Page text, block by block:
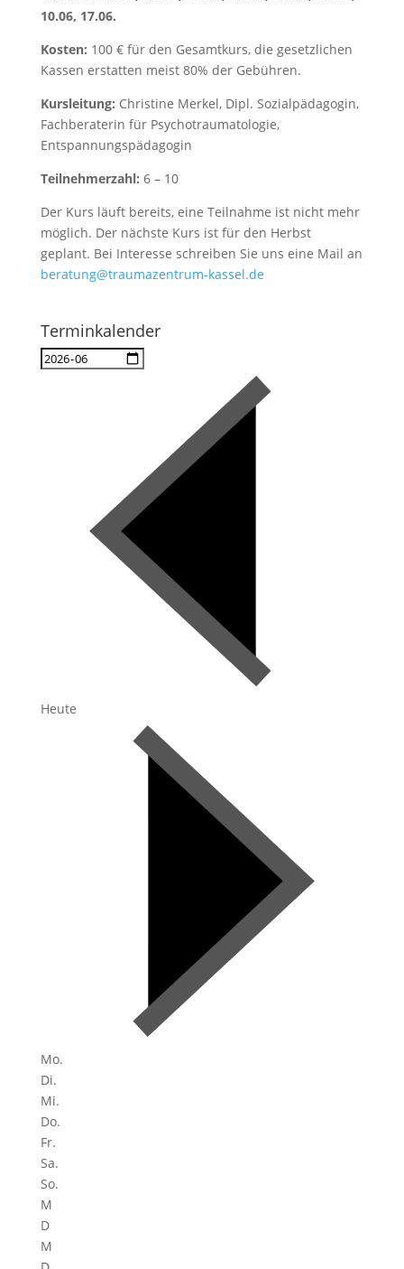
10.06, 17.06.
Kosten: 100 € für den Gesamtkurs, die gesetzlichen
Kassen erstatten meist 80% der Gebühren.
Kursleitung: Christine Merkel, Dipl. Sozialpädagogin,
Fachberaterin für Psychotraumatologie,
Entspannungspädagogin
Teilnehmerzahl: 6 – 10
Der Kurs läuft bereits, eine Teilnahme ist nicht mehr
möglich. Der nächste Kurs ist für den Herbst
geplant. Bei Interesse schreiben Sie uns eine Mail an
beratung@traumazentrum-kassel.de
Terminkalender
Heute
Mo.
Di.
Mi.
Do.
Fr.
Sa.
So.
M
D
M